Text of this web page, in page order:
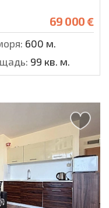
69 000 €
600 м.
99 кв. м.